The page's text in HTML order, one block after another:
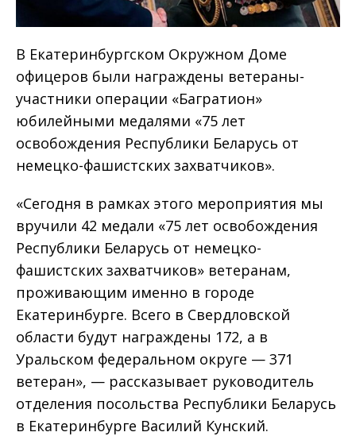
В Екатеринбургском Окружном Доме
офицеров были награждены ветераны-
участники операции «Багратион»
юбилейными медалями «75 лет
освобождения Республики Беларусь от
немецко-фашистских захватчиков».
«Сегодня в рамках этого мероприятия мы
вручили 42 медали «75 лет освобождения
Республики Беларусь от немецко-
фашистских захватчиков» ветеранам,
проживающим именно в городе
Екатеринбурге. Всего в Свердловской
области будут награждены 172, а в
Уральском федеральном округе — 371
ветеран», — рассказывает руководитель
отделения посольства Республики Беларусь
в Екатеринбурге Василий Кунский.